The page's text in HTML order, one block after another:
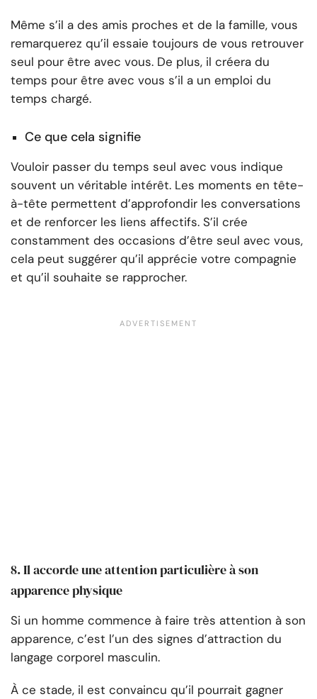
Même s’il a des amis proches et de la famille, vous
remarquerez qu’il essaie toujours de vous retrouver
seul pour être avec vous. De plus, il créera du
temps pour être avec vous s’il a un emploi du
temps chargé.
Ce que cela signifie
Vouloir passer du temps seul avec vous indique
souvent un véritable intérêt. Les moments en tête-
à-tête permettent d’approfondir les conversations
et de renforcer les liens affectifs. S’il crée
constamment des occasions d’être seul avec vous,
cela peut suggérer qu’il apprécie votre compagnie
et qu’il souhaite se rapprocher.
8. Il accorde une attention particulière à son
apparence physique
Si un homme commence à faire très attention à son
apparence, c’est l’un des signes d’attraction du
langage corporel masculin.
À ce stade, il est convaincu qu’il pourrait gagner